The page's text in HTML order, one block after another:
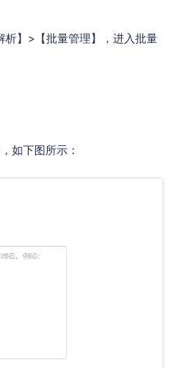
】>【批量管理】，进入批量
如下图所示：